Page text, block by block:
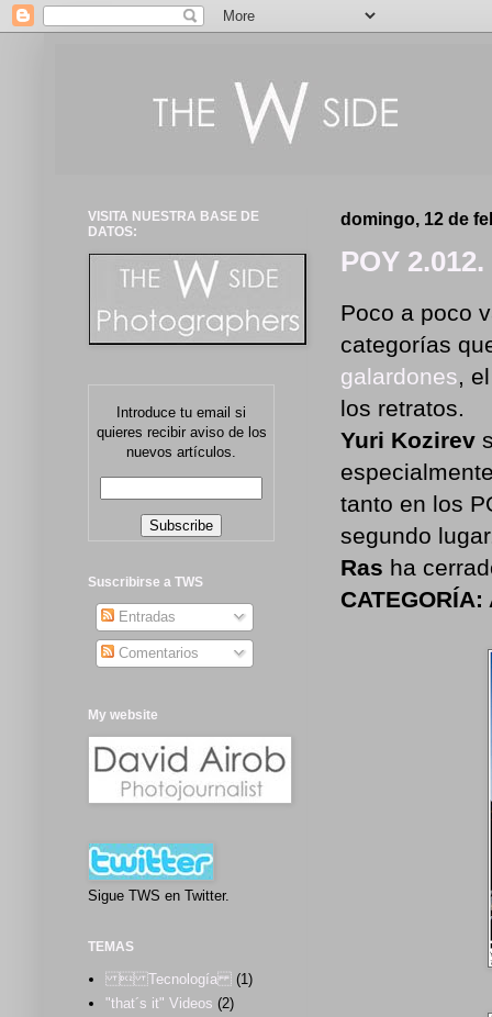
domingo, 12 de
POY
Poco a poco
categorías
galardones,
los retratos.
Yuri Kozirev
tanto en los
segundo
Ras ha
VISITA NUESTRA BASE DE
DATOS:
Introduce tu email si
quieres recibir aviso de los
nuevos artículos.
Suscribirse a TWS
Entradas
Comentarios
My website
Sigue TWS en Twitter.
TEMAS
 Tecnología (1)
"that´s it" Videos (2)